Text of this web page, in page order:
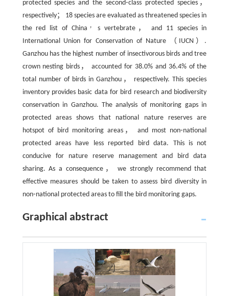
protected species and the second⁃class protected species，
respectively； 18 species are evaluated as threatened species in
the red list of China ，s vertebrate， and 11 species in
International Union for Conservation of Nature （IUCN）.
Ganzhou has the highest number of insectivorous birds and tree
crown nesting birds， accounted for 38.0% and 36.4% of the
total number of birds in Ganzhou， respectively. This species
inventory provides basic data for bird research and biodiversity
conservation in Ganzhou. The analysis of monitoring gaps in
protected areas shows that national nature reserves are
hotspot of bird monitoring areas， and most non⁃national
protected areas have less reported bird data. This is not
conducive for nature reserve management and bird data
sharing. As a consequence， we strongly recommend that
effective measures should be taken to assess bird diversity in
non⁃national protected areas to fill the bird monitoring gaps.
Graphical abstract